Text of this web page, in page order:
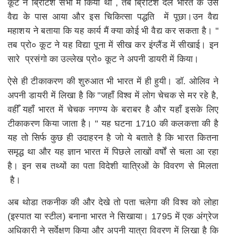
कूट ने ब्रिटिश सभा में किया था , तब ब्रिटिश दल भारत के उस
वैद्य के पास आया और इस चिकित्सा पद्धति में पूछा।उन वैद्य
महाशय ने बताया कि यह कार्य मैं क्या कोई भी वैद्य कर सकता है। "
तब प्रो० कूट ने यह विद्या पूना में सीख कर इंग्लैंड में सीखाई। इन
सारे प्रसंगो का उल्लेख प्रो० कूट ने अपनी डायरी में किया।
ऐसे ही टीकाकरण की शुरुआत भी भारत में ही हुयी। डॉ. ओलिव ने
अपनी डायरी में लिखा है कि "जहाँ विश्व में लोग चेचक से मर रहे है,
वहीँ यहाँ भारत में चेचक नगण्य के बराबर है और यहाँ इसके लिए
टीकाकरण किया जाता है। " यह घटना 1710 की कलकत्ता की है
यह तो सिर्फ कुछ ही उदाहरन है जो ये बताते है कि भारत कितना
समृद्ध था और यह ज्ञान भारत में पिछले लाखों वर्षों से चला आ रहा
है। इन सब तथ्यों का पता विदेशी यात्रिओं के विवरण से मिलता
है।
अब थोडा तकनीक की और देखे तो पता चलेगा की विश्व को लोहा
(इस्पात या स्टील) बनाना भारत ने सिखाया। 1795 में एक अंग्रेज
अधिकारी ने सर्वेक्षण किया और अपनी यात्रा विवरण में लिखा है कि